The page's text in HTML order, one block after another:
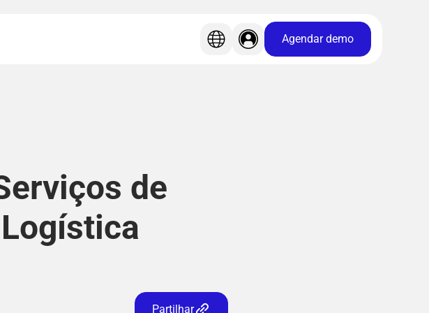
Agendar demo
de
Partilhar